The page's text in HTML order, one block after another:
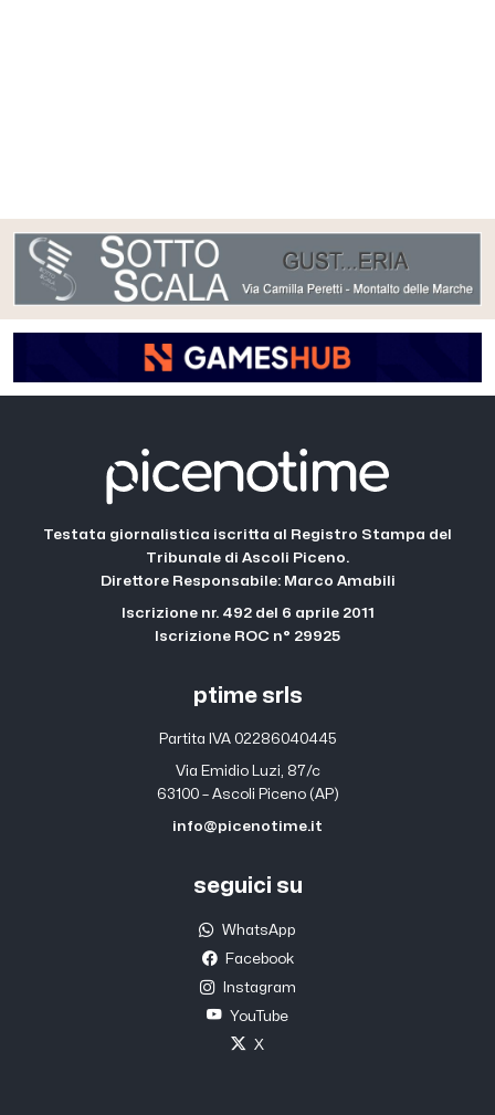
Testata giornalistica iscritta al Registro Stampa del
Tribunale di Ascoli Piceno.
Direttore Responsabile: Marco Amabili
Iscrizione nr. 492 del 6 aprile 2011
Iscrizione ROC n° 29925
ptime srls
Partita IVA 02286040445
Via Emidio Luzi, 87/c
63100 – Ascoli Piceno (AP)
info@picenotime.it
seguici su
WhatsApp
Facebook
Instagram
YouTube
X